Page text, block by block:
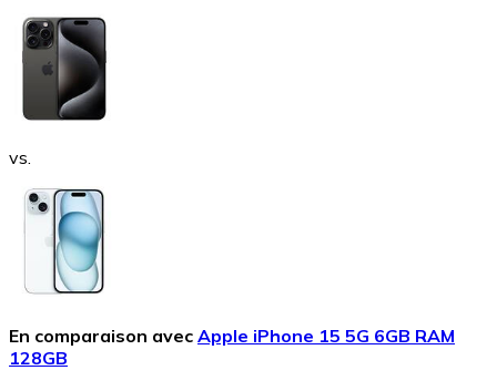
vs.
En comparaison avec Apple iPhone 15 5G 6GB RAM
128GB